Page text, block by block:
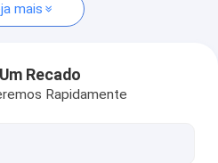
mais
Recado
Rapidamente